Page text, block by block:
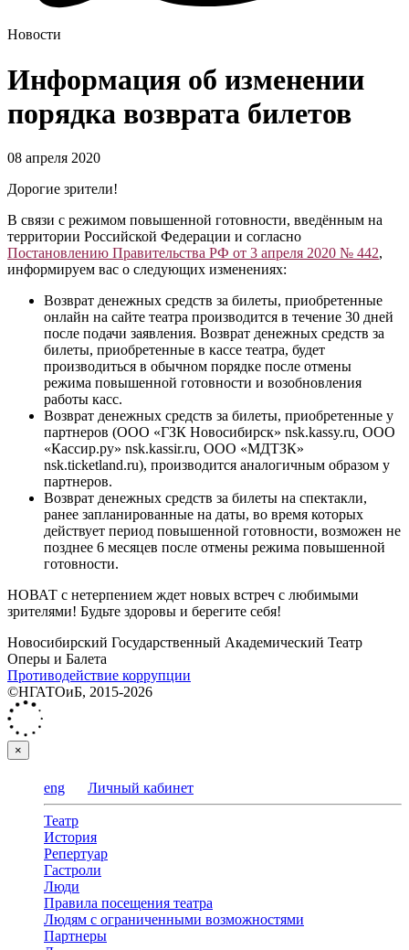
Новости
Информация об изменении
порядка возврата билетов
08 апреля 2020
Дорогие зрители!
В связи с режимом повышенной готовности, введённым на
территории Российской Федерации и согласно
Постановлению Правительства РФ от 3 апреля 2020 № 442,
информируем вас о следующих изменениях:
Возврат денежных средств за билеты, приобретенные
онлайн на сайте театра производится в течение 30 дней
после подачи заявления. Возврат денежных средств за
билеты, приобретенные в кассе театра, будет
производиться в обычном порядке после отмены
режима повышенной готовности и возобновления
работы касс.
Возврат денежных средств за билеты, приобретенные у
партнеров (ООО «ГЗК Новосибирск» nsk.kassy.ru, ООО
«Кассир.ру» nsk.kassir.ru, ООО «МДТЗК»
nsk.ticketland.ru), производится аналогичным образом у
партнеров.
Возврат денежных средств за билеты на спектакли,
ранее запланированные на даты, во время которых
действует период повышенной готовности, возможен не
позднее 6 месяцев после отмены режима повышенной
готовности.
НОВАТ с нетерпением ждет новых встреч с любимыми
зрителями! Будьте здоровы и берегите себя!
Новосибирский Государственный Академический Театр
Оперы и Балета
Противодействие коррупции
©НГАТОиБ, 2015-2026
×
eng Личный кабинет
Театр
История
Репертуар
Гастроли
Люди
Правила посещения театра
Людям с ограниченными возможностями
Партнеры